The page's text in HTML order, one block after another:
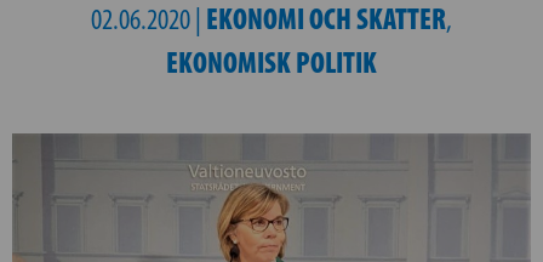
02.06.2020 | EKONOMI OCH SKATTER,
EKONOMISK POLITIK